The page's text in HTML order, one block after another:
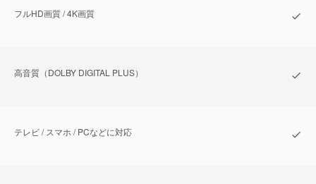
フルHD画質 / 4K画質
⾼⾳質（DOLBY DIGITAL PLUS）
テレビ / スマホ / PCなどに対応